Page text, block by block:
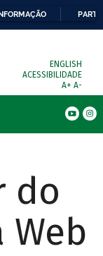
ENGLISH
ACESSIBILIDADE
A+ A-
do
Web